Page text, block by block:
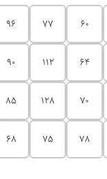
60
77
96
64
112
90
70
128
85
78
75
68